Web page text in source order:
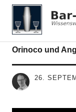
Bar-
Orinoco und
26.